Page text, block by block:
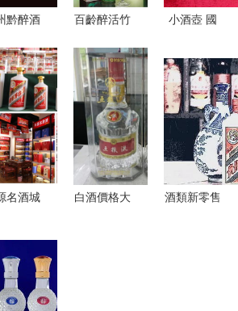
黔醉酒
品味黔
佳釀
百齡醉活竹
純糧白酒全
國招商，貴
州代理共創
財富新篇章
小酒壺 國
事件頻發,
酒水零售應
該如何保障
品質
名酒城
業，耀
航引領
白酒價格大
酒類新零售